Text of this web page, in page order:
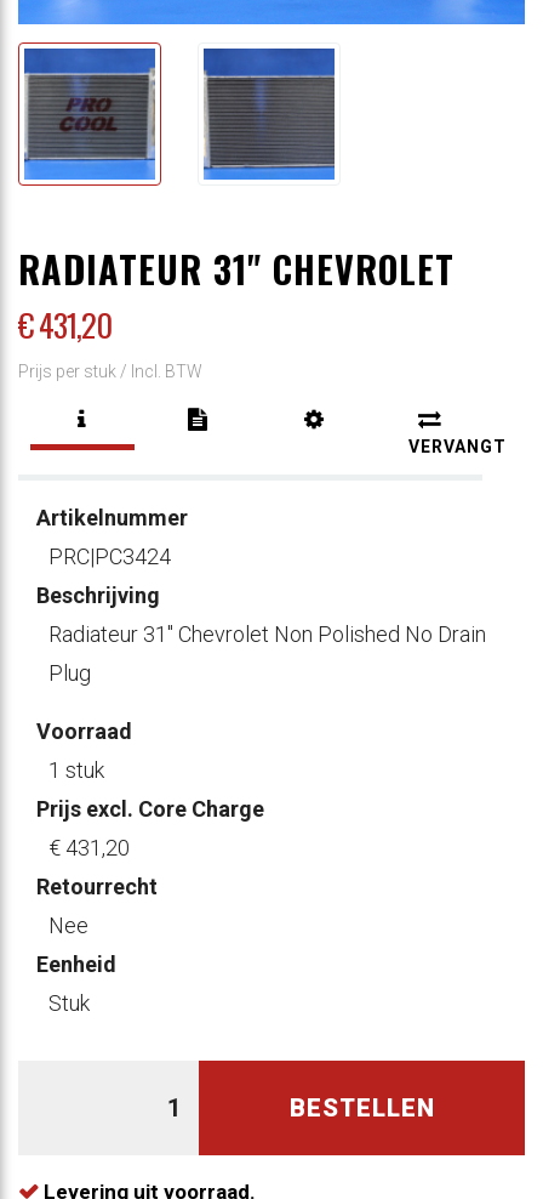
RADIATEUR 31" CHEVROLET
€ 431,20
Prijs per stuk / Incl. BTW
VERVANGT
Artikelnummer
PRC|PC3424
Beschrijving
Radiateur 31" Chevrolet Non Polished No Drain
Plug
Voorraad
1 stuk
Prijs excl. Core Charge
€ 431,20
Retourrecht
Nee
Eenheid
Stuk
BESTELLEN
Levering uit voorraad.